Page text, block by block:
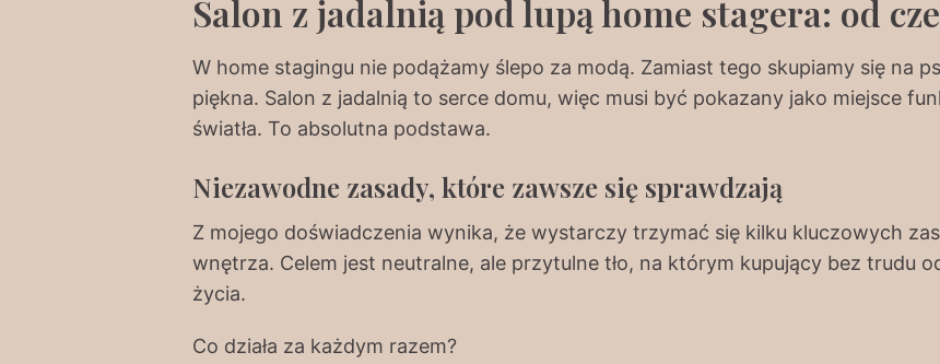
Salon z jadalnią pod lupą home stagera: od
W home stagingu nie podążamy ślepo za modą. Zamiast tego skupiamy się na
piękna. Salon z jadalnią to serce domu, więc musi być pokazany jako miejsce
światła. To absolutna podstawa.
Niezawodne zasady, które zawsze się sprawdzają
Z mojego doświadczenia wynika, że wystarczy trzymać się kilku kluczowych
wnętrza. Celem jest neutralne, ale przytulne tło, na którym kupujący bez trudu
życia.
Co działa za każdym razem?